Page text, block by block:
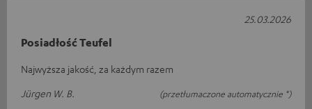
Posiadłość Teufel
Najwyższa jakość, za każdym razem
Jürgen W. B.
(przetłumaczone automatycznie *)
25.03.2026